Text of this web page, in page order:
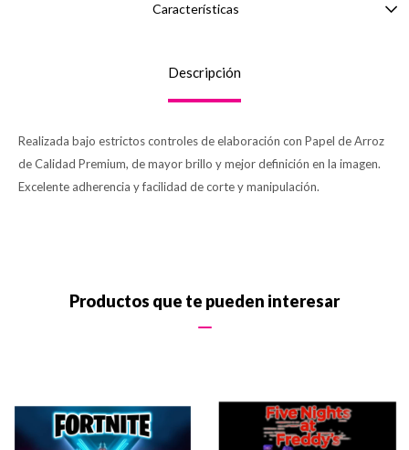
Características
Descripción
Realizada bajo estrictos controles de elaboración con Papel de Arroz
de Calidad Premium, de mayor brillo y mejor definición en la imagen.
Excelente adherencia y facilidad de corte y manipulación.
Productos que te pueden interesar